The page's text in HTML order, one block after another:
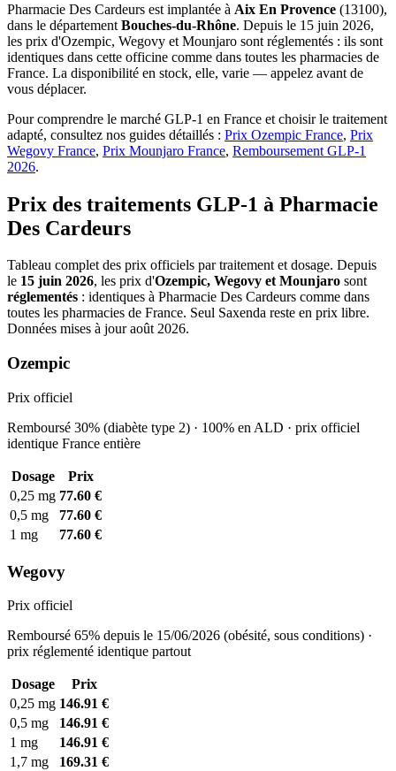
Pharmacie Des Cardeurs est implantée à Aix En Provence (13100),
dans le département Bouches-du-Rhône. Depuis le 15 juin 2026,
les prix d'Ozempic, Wegovy et Mounjaro sont réglementés : ils sont
identiques dans cette officine comme dans toutes les pharmacies de
France. La disponibilité en stock, elle, varie — appelez avant de
vous déplacer.
Pour comprendre le marché GLP-1 en France et choisir le traitement
adapté, consultez nos guides détaillés : Prix Ozempic France, Prix
Wegovy France, Prix Mounjaro France, Remboursement GLP-1
2026.
Prix des traitements GLP-1 à Pharmacie
Des Cardeurs
Tableau complet des prix officiels par traitement et dosage. Depuis
le 15 juin 2026, les prix d'Ozempic, Wegovy et Mounjaro sont
réglementés : identiques à Pharmacie Des Cardeurs comme dans
toutes les pharmacies de France. Seul Saxenda reste en prix libre.
Données mises à jour août 2026.
Ozempic
Prix officiel
Remboursé 30% (diabète type 2) · 100% en ALD · prix officiel
identique France entière
Dosage
Prix
0,25 mg 77.60 €
0,5 mg
77.60 €
1 mg
77.60 €
Wegovy
Prix officiel
Remboursé 65% depuis le 15/06/2026 (obésité, sous conditions) ·
prix réglementé identique partout
Dosage
Prix
0,25 mg 146.91 €
0,5 mg
146.91 €
1 mg
146.91 €
1,7 mg
169.31 €